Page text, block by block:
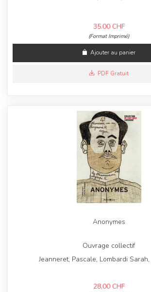
35.00 CHF
(Format Imprimé)
Ajouter au panier
PDF Gratuit
Anonymes
Ouvrage collectif
Jeanneret, Pascale, Lombardi
28,00 CHF